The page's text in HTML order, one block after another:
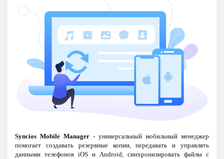
Syncios Mobile Manager- универсальный мобильный менеджер
помогает создавать резервные копии, передавать и управлять
данными телефонов iOS и Android, синхронизировать файлы с